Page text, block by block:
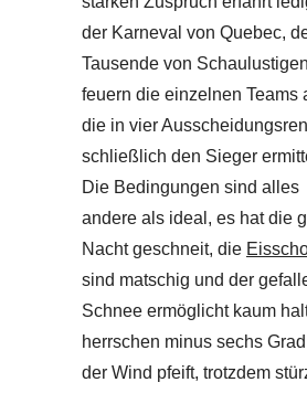
der Karneval von Quebec,
Tausende von Schaulustigen
feuern die einzelnen Teams
die in vier
schließlich den Sieger
Die Bedingungen sind alles
andere als ideal, es hat die
Nacht geschneit, die
sind matschig und der
Schnee ermöglicht kaum
herrschen minus sechs
der Wind pfeift, trotzdem